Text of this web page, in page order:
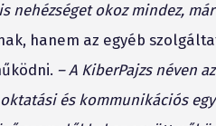
nehézséget okoz mindez,
hanem az egyéb
– A KiberPajzs néven
és kommunikációs